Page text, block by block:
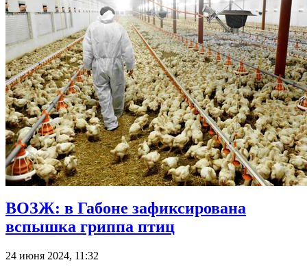
ВОЗЖ: в Габоне зафиксирована
вспышка гриппа птиц
24 июня 2024, 11:32